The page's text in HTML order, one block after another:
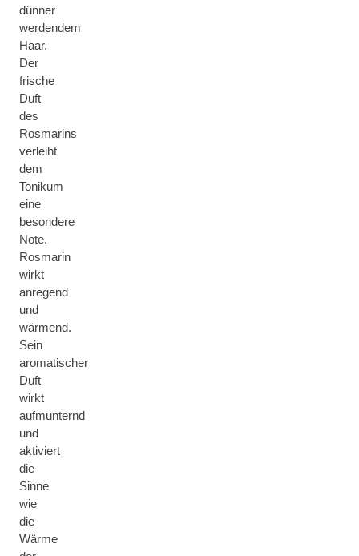
dünner
werdendem
Haar.
Der
frische
Duft
des
Rosmarins
verleiht
dem
Tonikum
eine
besondere
Note.
Rosmarin
wirkt
anregend
und
wärmend.
Sein
aromatischer
Duft
wirkt
aufmunternd
und
aktiviert
die
Sinne
wie
die
Wärme